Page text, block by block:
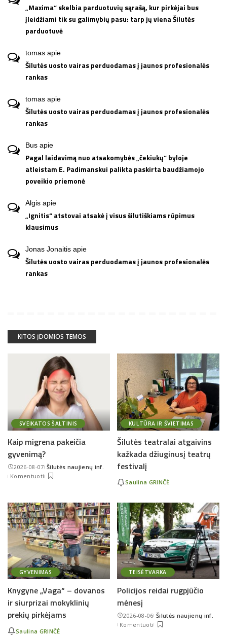
„Maxima“ skelbia parduotuvių sąrašą, kur pirkėjai bus
įleidžiami tik su galimybių pasu: tarp jų viena Šilutės
parduotuvė
tomas apie
Šilutės uosto vairas perduodamas į jaunos profesionalės
rankas
tomas apie
Šilutės uosto vairas perduodamas į jaunos profesionalės
rankas
Bus apie
Pagal laidavimą nuo atsakomybės „čekiukų“ byloje
atleistam E. Padimanskui palikta paskirta baudžiamojo
poveikio priemonė
Algis apie
„Ignitis“ atstovai atsakė į visus šilutiškiams rūpimus
klausimus
Jonas Jonaitis apie
Šilutės uosto vairas perduodamas į jaunos profesionalės
rankas
KITOS ĮDOMIOS TEMOS
SVEIKATOS ŠALTINIS
Kaip migrena pakeičia
gyvenimą?
2026-08-07Posted
by
Šilutės naujienų inf.
Komentuoti
KULTŪRA IR ŠVIETIMAS
Šilutės teatralai atgaivins
kažkada džiuginusį teatrų
festivalį
Saulina GRINČĖ
GYVENIMAS
Knygyne „Vaga“ – dovanos
ir siurprizai mokyklinių
prekių pirkėjams
Saulina GRINČĖ
TEISĖTVARKA
Policijos reidai rugpjūčio
mėnesį
2026-08-06Posted
by
Šilutės naujienų inf.
Komentuoti